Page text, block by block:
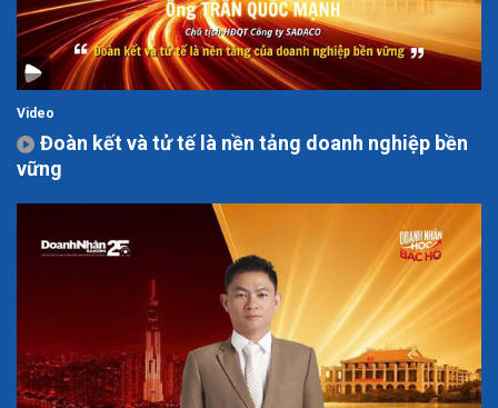
Video
Đoàn kết và tử tế là nền tảng doanh nghiệp bền
vững